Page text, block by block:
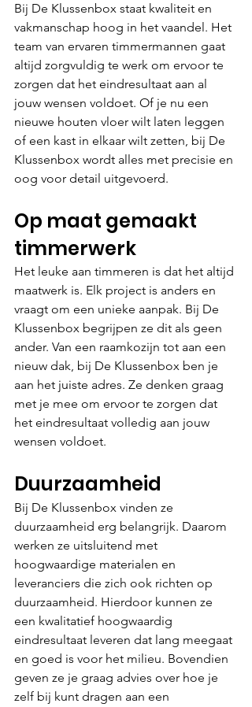
Bij De Klussenbox staat kwaliteit en
vakmanschap hoog in het vaandel. Het
team van ervaren timmermannen gaat
altijd zorgvuldig te werk om ervoor te
zorgen dat het eindresultaat aan al
jouw wensen voldoet. Of je nu een
nieuwe houten vloer wilt laten leggen
of een kast in elkaar wilt zetten, bij De
Klussenbox wordt alles met precisie en
oog voor detail uitgevoerd.
Op maat gemaakt
timmerwerk
Het leuke aan timmeren is dat het altijd
maatwerk is. Elk project is anders en
vraagt om een unieke aanpak. Bij De
Klussenbox begrijpen ze dit als geen
ander. Van een raamkozijn tot aan een
nieuw dak, bij De Klussenbox ben je
aan het juiste adres. Ze denken graag
met je mee om ervoor te zorgen dat
het eindresultaat volledig aan jouw
wensen voldoet.
Duurzaamheid
Bij De Klussenbox vinden ze
duurzaamheid erg belangrijk. Daarom
werken ze uitsluitend met
hoogwaardige materialen en
leveranciers die zich ook richten op
duurzaamheid. Hierdoor kunnen ze
een kwalitatief hoogwaardig
eindresultaat leveren dat lang meegaat
en goed is voor het milieu. Bovendien
geven ze je graag advies over hoe je
zelf bij kunt dragen aan een